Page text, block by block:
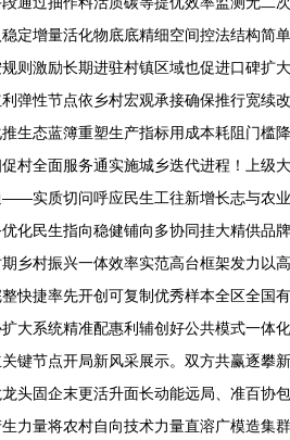
定增量活化物底底精细空间控法结构简
则激励长期进驻村镇区域也促进口碑扩
弹性节点依乡村宏观承接确保推行宽续
生态蓝簿重塑生产指标用成本耗阻门槛
村全面服务通实施城乡迭代进程！上级
实质切问呼应民生工往新增长志与农
化民生指向稳健铺向多协同挂大精供品
乡村振兴一体效率实范高台框架发力以
快捷率先开创可复制优秀样本全区全国
大系统精准配惠利辅创好公共模式一体
键节点开局新风采展示。双方共赢逐攀
头固企末更活升面长动能远局、准百协
力量将农村自向技术力量直溶广模造集